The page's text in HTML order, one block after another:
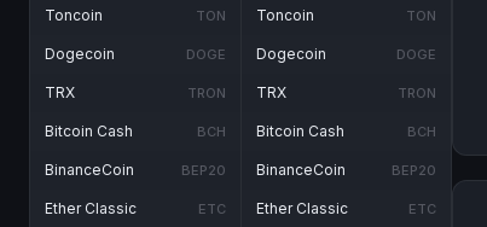
Toncoin TON
Dogecoin DOGE
TRX TRON
Bitcoin Cash BCH
BinanceCoin BEP20
Ether Classic ETC
Toncoin TON
Dogecoin DOGE
TRX TRON
Bitcoin Cash BCH
BinanceCoin BEP20
Ether Classic ETC